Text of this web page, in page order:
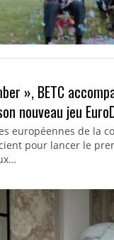
», BETC
nouveau jeu
européennes de la
pour lancer le